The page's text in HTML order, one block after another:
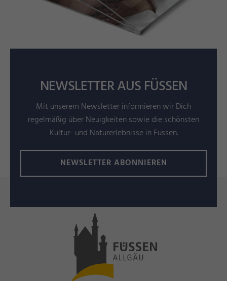
NEWSLETTER AUS FÜSSEN
Mit unserem Newsletter informieren wir Dich
regelmäßig über Neuigkeiten sowie die schönsten
Kultur- und Naturerlebnisse in Füssen.
NEWSLETTER ABONNIEREN